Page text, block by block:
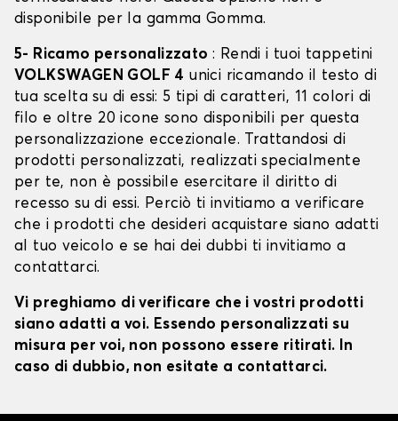
disponibile per la gamma Gomma.
5- Ricamo personalizzato : Rendi i tuoi tappetini
VOLKSWAGEN GOLF 4 unici ricamando il testo di
tua scelta su di essi: 5 tipi di caratteri, 11 colori di
filo e oltre 20 icone sono disponibili per questa
personalizzazione eccezionale. Trattandosi di
prodotti personalizzati, realizzati specialmente
per te, non è possibile esercitare il diritto di
recesso su di essi. Perciò ti invitiamo a verificare
che i prodotti che desideri acquistare siano adatti
al tuo veicolo e se hai dei dubbi ti invitiamo a
contattarci.
Vi preghiamo di verificare che i vostri prodotti
siano adatti a voi. Essendo personalizzati su
misura per voi, non possono essere ritirati. In
caso di dubbio, non esitate a contattarci.